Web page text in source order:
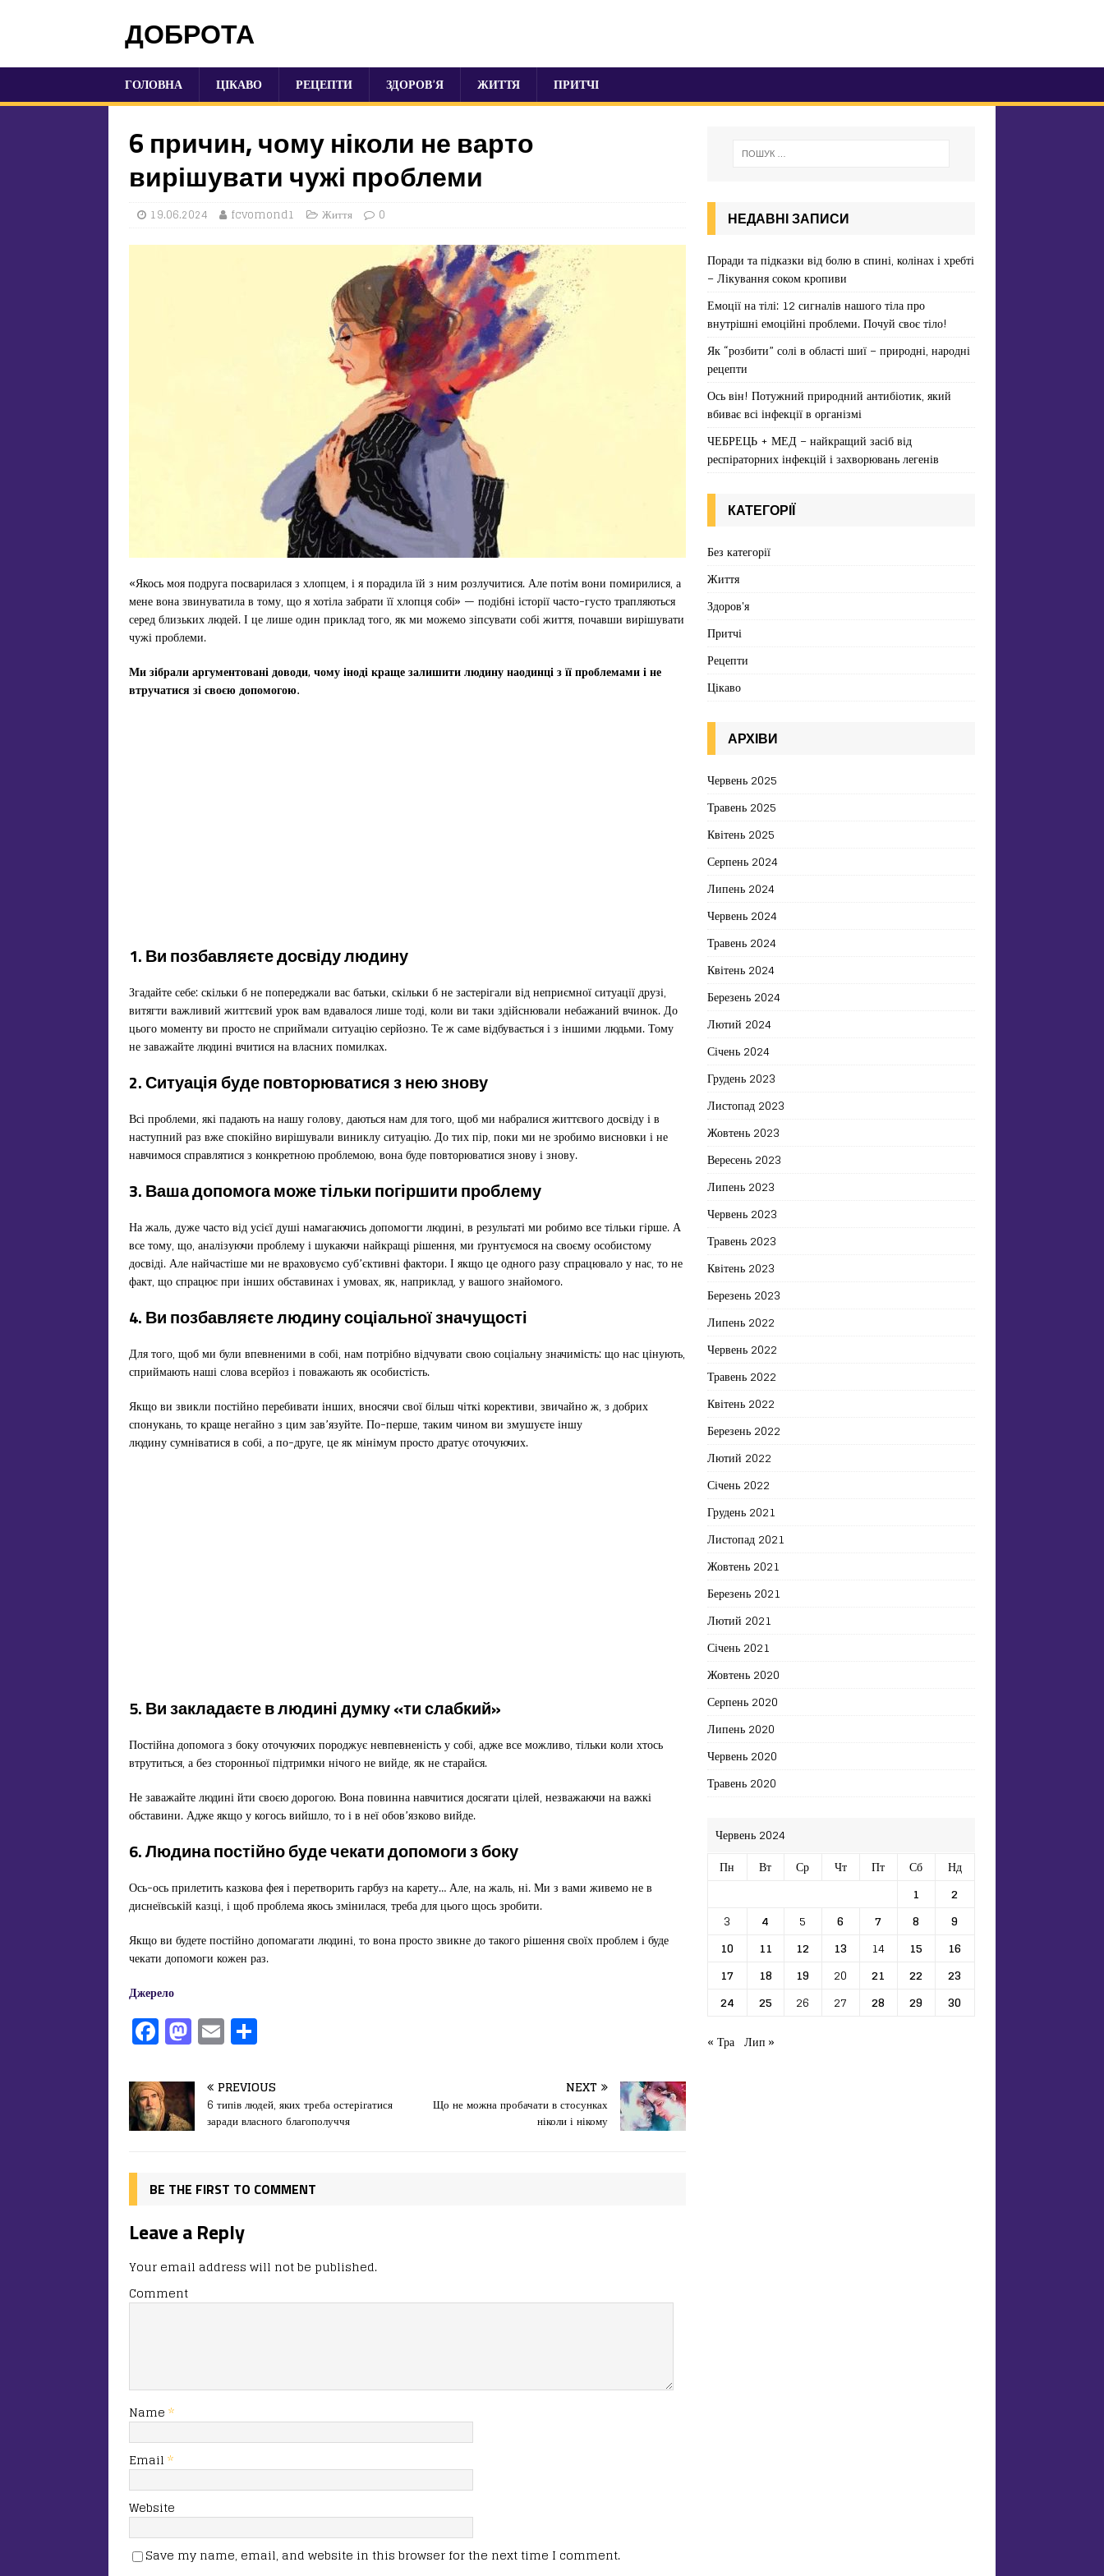
ДОБРОТА
ГОЛОВНА ЦІКАВО РЕЦЕПТИ ЗДОРОВ’Я ЖИТТЯ ПРИТЧІ
6 причин, чому ніколи не варто
вирішувати чужі проблеми
19.06.2024 fcvomond1 Життя 0
«Якось моя подруга посварилася з хлопцем, і я порадила їй з ним розлучитися. Але потім вони помирилися, а
мене вона звинуватила в тому, що я хотіла забрати її хлопця собі» — подібні історії часто-густо трапляються
серед близьких людей. І це лише один приклад того, як ми можемо зіпсувати собі життя, почавши вирішувати
чужі проблеми.
Ми зібрали аргументовані доводи, чому іноді краще залишити людину наодинці з її проблемами і не
втручатися зі своєю допомогою.
1. Ви позбавляєте досвіду людину
Згадайте себе: скільки б не попереджали вас батьки, скільки б не застерігали від неприємної ситуації друзі,
витягти важливий життєвий урок вам вдавалося лише тоді, коли ви таки здійснювали небажаний вчинок. До
цього моменту ви просто не сприймали ситуацію серйозно. Те ж саме відбувається і з іншими людьми. Тому
не заважайте людині вчитися на власних помилках.
2. Ситуація буде повторюватися з нею знову
Всі проблеми, які падають на нашу голову, даються нам для того, щоб ми набралися життєвого досвіду і в
наступний раз вже спокійно вирішували виниклу ситуацію. До тих пір, поки ми не зробимо висновки і не
навчимося справлятися з конкретною проблемою, вона буде повторюватися знову і знову.
3. Ваша допомога може тільки погіршити проблему
На жаль, дуже часто від усієї душі намагаючись допомогти людині, в результаті ми робимо все тільки гірше. А
все тому, що, аналізуючи проблему і шукаючи найкращі рішення, ми ґрунтуємося на своєму особистому
досвіді. Але найчастіше ми не враховуємо суб’єктивні фактори. І якщо це одного разу спрацювало у нас, то не
факт, що спрацює при інших обставинах і умовах, як, наприклад, у вашого знайомого.
4. Ви позбавляєте людину соціальної значущості
Для того, щоб ми були впевненими в собі, нам потрібно відчувати свою соціальну значимість: що нас цінують,
сприймають наші слова всерйоз і поважають як особистість.
Якщо ви звикли постійно перебивати інших, вносячи свої більш чіткі корективи, звичайно ж, з добрих
спонукань, то краще негайно з цим зав’язуйте. По-перше, таким чином ви змушуєте іншу
людину сумніватися в собі, а по-друге, це як мінімум просто дратує оточуючих.
5. Ви закладаєте в людині думку «ти слабкий»
Постійна допомога з боку оточуючих породжує невпевненість у собі, адже все можливо, тільки коли хтось
втрутиться, а без сторонньої підтримки нічого не вийде, як не старайся.
Не заважайте людині йти своєю дорогою. Вона повинна навчитися досягати цілей, незважаючи на важкі
обставини. Адже якщо у когось вийшло, то і в неї обов’язково вийде.
6. Людина постійно буде чекати допомоги з боку
Ось-ось прилетить казкова фея і перетворить гарбуз на карету… Але, на жаль, ні. Ми з вами живемо не в
диснеївській казці, і щоб проблема якось змінилася, треба для цього щось зробити.
Якщо ви будете постійно допомагати людині, то вона просто звикне до такого рішення своїх проблем і буде
чекати допомоги кожен раз.
Джерело
F
a
c
e
b
o
M
a
st
o
d
n
E
m
ai
l
іл
и
т
я
PREVIOUS
6 типів людей, яких треба остерігатися
заради власного благополуччя
NEXT
Що не можна пробачати в стосунках
ніколи і нікому
BE THE FIRST TO COMMENT
Leave a Reply
Your email address will not be published.
Comment
Name *
Email *
Website
Save my name, email, and website in this browser for the next time I comment.
НЕДАВНІ ЗАПИСИ
Поради та підказки від болю в спині, колінах і хребті
– Лікування соком кропиви
Емоції на тілі: 12 сигналів нашого тіла про
внутрішні емоційні проблеми. Почуй своє тіло!
Як “розбити” солі в області шиї – природні, народні
рецепти
Ось він! Потужний природний антибіотик, який
вбиває всі інфекції в організмі
ЧЕБРЕЦЬ + МЕД – найкращий засіб від
респіраторних інфекцій і захворювань легенів
КАТЕГОРІЇ
Без категорії
Життя
Здоров'я
Притчі
Рецепти
Цікаво
АРХІВИ
Червень 2025
Травень 2025
Квітень 2025
Серпень 2024
Липень 2024
Червень 2024
Травень 2024
Квітень 2024
Березень 2024
Лютий 2024
Січень 2024
Грудень 2023
Листопад 2023
Жовтень 2023
Вересень 2023
Липень 2023
Червень 2023
Травень 2023
Квітень 2023
Березень 2023
Липень 2022
Червень 2022
Травень 2022
Квітень 2022
Березень 2022
Лютий 2022
Січень 2022
Грудень 2021
Листопад 2021
Жовтень 2021
Березень 2021
Лютий 2021
Січень 2021
Жовтень 2020
Серпень 2020
Липень 2020
Червень 2020
Травень 2020
Червень 2024
Пн
Вт Ср Чт Пт Сб
Нд
1
2
3
4 5 6 7 8
9
10
11 12 13 14 15
16
17
18 19 20 21 22
23
24
25 26 27 28 29
30
« Тра Лип »